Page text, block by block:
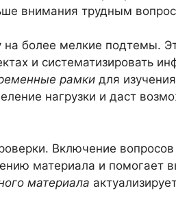
внимания трудным
более мелкие подтемы.
и систематизировать
рамки для
нагрузки и даст
Включение
материала и помогает
материала